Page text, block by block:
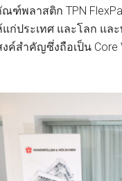
ฑ์พลาสติก TPN
ก่ประเทศ และโลก แ
งค์สำคัญซึ่งถือเป็น